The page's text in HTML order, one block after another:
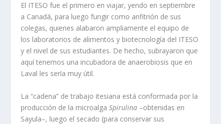
El ITESO fue el primero en viajar, yendo en septiembre
a Canadá, para luego fungir como anfitrión de sus
colegas, quienes alabaron ampliamente el equipo de
los laboratorios de alimentos y biotecnología del ITESO
y el nivel de sus estudiantes. De hecho, subrayaron que
aquí tenemos una incubadora de anaerobiosis que en
Laval les sería muy útil.
La “cadena” de trabajo itesiana está conformada por la
producción de la microalgaSpirulina –obtenidas en
Sayula–, luego el secado (para conservar sus